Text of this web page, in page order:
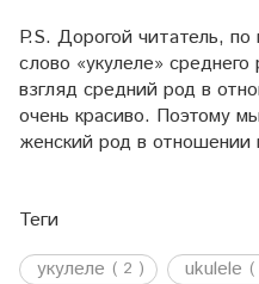
P.S. Дорогой читатель, по
слово «укулеле»
взгляд средний род в
очень красиво. Поэтому
женский род в отношении
Теги
укулеле ( 2 ) ukulele